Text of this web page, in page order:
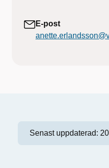
E-post
Senast uppdaterad: